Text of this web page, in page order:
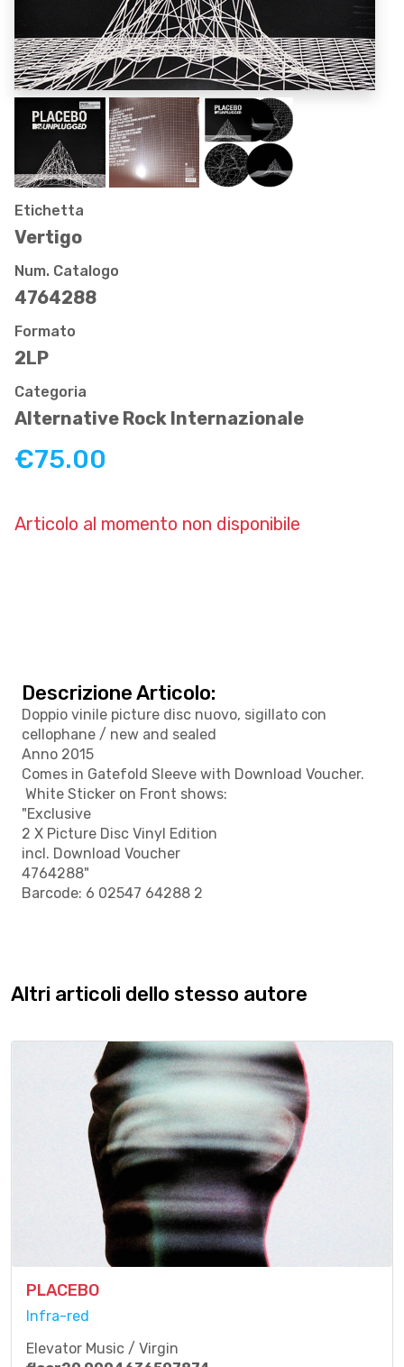
Etichetta
Vertigo
Num. Catalogo
4764288
Formato
2LP
Categoria
Alternative Rock Internazionale
€75.00
Articolo al momento non disponibile
Descrizione Articolo:
Doppio vinile picture disc nuovo, sigillato con
cellophane / new and sealed
Anno 2015
Comes in Gatefold Sleeve with Download Voucher.
White Sticker on Front shows:
"Exclusive
2 X Picture Disc Vinyl Edition
incl. Download Voucher
4764288"
Barcode: 6 02547 64288 2
Altri articoli dello stesso autore
PLACEBO
Infra-red
Elevator Music / Virgin